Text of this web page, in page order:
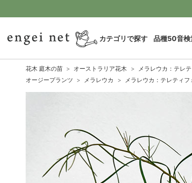
カテゴリで探す 品種50音検
花木 庭木の苗 オーストラリア花木
メラレウカ：テレ
オージープランツ
メラレウカ メラレウカ：テレティ